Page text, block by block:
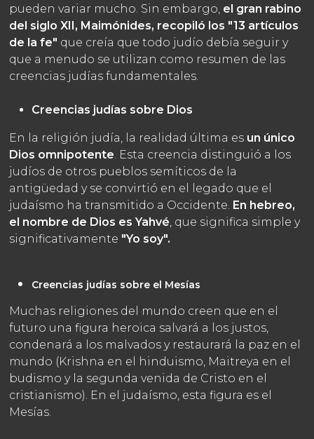
pueden variar mucho. Sin embargo, el gran rabino
del siglo XII, Maimónides, recopiló los "13 artículos
de la fe" que creía que todo judío debía seguir y
que a menudo se utilizan como resumen de las
creencias judías fundamentales.
Creencias judías sobre Dios
En la religión judía, la realidad última es un único
Dios omnipotente. Esta creencia distinguió a los
judíos de otros pueblos semíticos de la
antigüedad y se convirtió en el legado que el
judaísmo ha transmitido a Occidente. En hebreo,
el nombre de Dios es Yahvé, que significa simple y
significativamente "Yo soy".
Creencias judías sobre el Mesías
Muchas religiones del mundo creen que en el
futuro una figura heroica salvará a los justos,
condenará a los malvados y restaurará la paz en el
mundo (Krishna en el hinduismo, Maitreya en el
budismo y la segunda venida de Cristo en el
cristianismo). En el judaísmo, esta figura es el
Mesías.